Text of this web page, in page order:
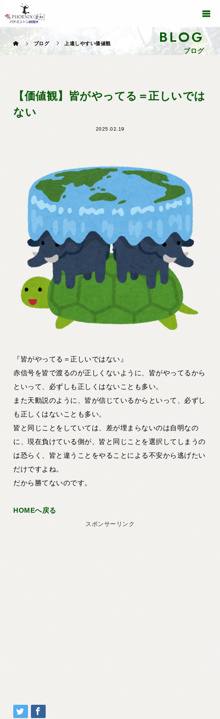
BLOG
ブログ
ブログ 上達しやすい価値観
【価値観】皆がやってる＝正しいでは
ない
2025.02.19
『皆がやってる＝正しいではない』
赤信号を皆で渡るのが正しくないように、皆がやってるから
といって、必ずしも正しくはないことも多い。
また天動説のように、皆が信じているからといって、必ずし
も正しくはないことも多い。
皆と同じことをしていては、差が埋まらないのは自明なの
に、現在負けている側が、皆と同じことを選択してしまうの
は恐らく、皆と違うことをやることによる不安から逃げたい
だけですよね。
だから勝てないのです。
HOMEへ戻る
スポンサーリンク